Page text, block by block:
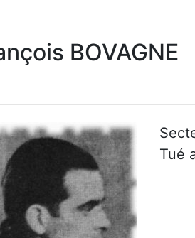
BOVAGNE
Tué